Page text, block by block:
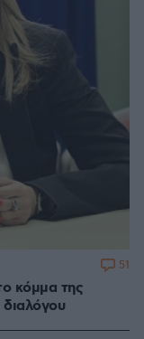
κόμμα της
51